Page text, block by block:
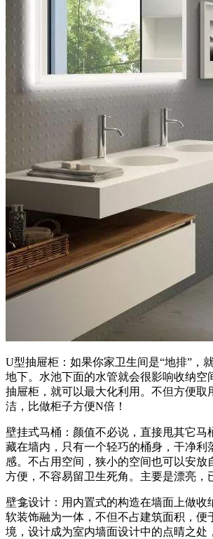
U型抽屉柜：如果你家卫生间是“地排”，
地下。水池下面的水管就会很影响收纳空
抽屉柜，就可以最大化利用。不但方便取
洁，比做柜子方便N倍！
壁挂式马桶：颜值不必说，直接甩其它马
藏在墙内，只有一个轻巧的桶身，干净利
感。不占用空间，狭小的空间也可以安放
方便，不容易留卫生死角。主要是漂亮，
壁龛设计：用内置式的构造在墙面上做收
软装饰融为一体，不但不占建筑面积，便
境，设计成为室内墙面设计中的点晴之处